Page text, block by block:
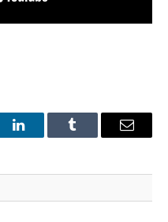
LinkedInTumblr Email